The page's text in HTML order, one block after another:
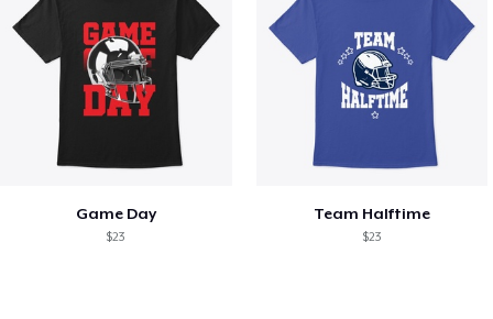
Game Day
$23
Team Halftime
$23